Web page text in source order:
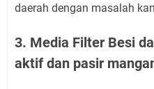
daerah dengan masalah
3. Media Filter Besi
aktif dan pasir